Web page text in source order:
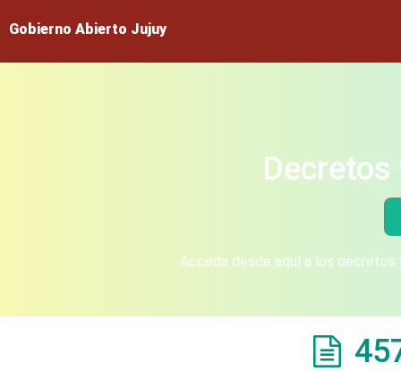
Gobierno Abierto Jujuy
Acceda desde aquí a los